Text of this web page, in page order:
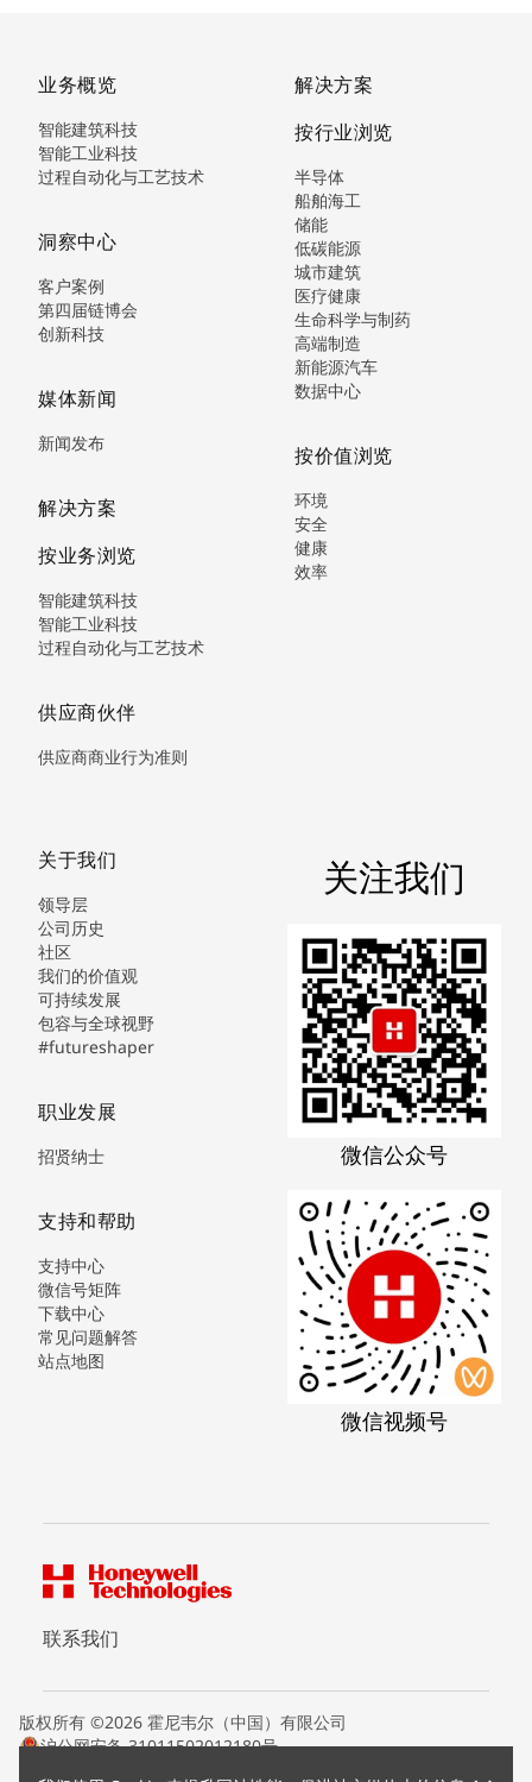
业务概览
智能建筑科技
智能工业科技
过程自动化与工艺技术
洞察中心
客户案例
第四届链博会
创新科技
媒体新闻
新闻发布
解决方案
按业务浏览
智能建筑科技
智能工业科技
过程自动化与工艺技术
供应商伙伴
供应商商业行为准则
解决方案
按行业浏览
半导体
船舶海工
储能
低碳能源
城市建筑
医疗健康
生命科学与制药
高端制造
新能源汽车
数据中心
按价值浏览
环境
安全
健康
效率
关于我们
领导层
公司历史
社区
我们的价值观
可持续发展
包容与全球视野
#futureshaper
职业发展
招贤纳士
支持和帮助
支持中心
微信号矩阵
下载中心
常见问题解答
站点地图
关注我们
微信公众号
微信视频号
联系我们
版权所有 ©2026 霍尼韦尔（中国）有限公司
沪公网安备 31011502012180号